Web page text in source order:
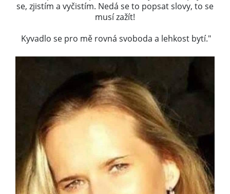
se, zjistím a vyčistím. Nedá se to popsat slovy, to se
musí zažít!
Kyvadlo se pro mě rovná svoboda a lehkost bytí."